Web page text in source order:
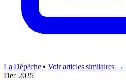
La Dépêche • Voir articles similaires →
Dec 2025